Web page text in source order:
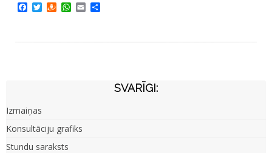
Facebook
TwitterDraugiem
WhatsApp
Email
SVARĪGI:
Izmaiņas
Konsultāciju grafiks
Stundu saraksts